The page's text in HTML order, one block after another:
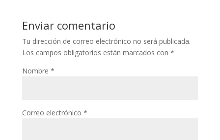
Enviar comentario
Tu dirección de correo electrónico no será publicada.
Los campos obligatorios están marcados con *
Nombre *
Correo electrónico *